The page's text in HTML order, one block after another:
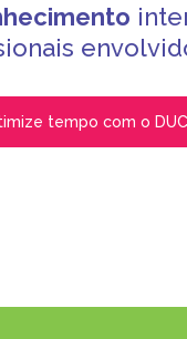
tempo com o